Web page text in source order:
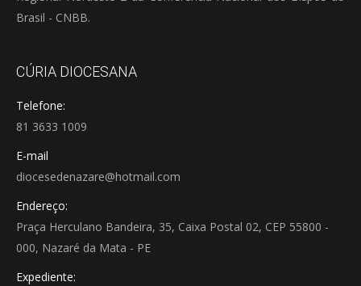
Brasil - CNBB.
CÚRIA DIOCESANA
Telefone:
81 3633 1009
E-mail
diocesedenazare@hotmail.com
Endereço:
Praça Herculano Bandeira, 35, Caixa Postal 02, CEP 55800 -
000, Nazaré da Mata - PE
Expediente: